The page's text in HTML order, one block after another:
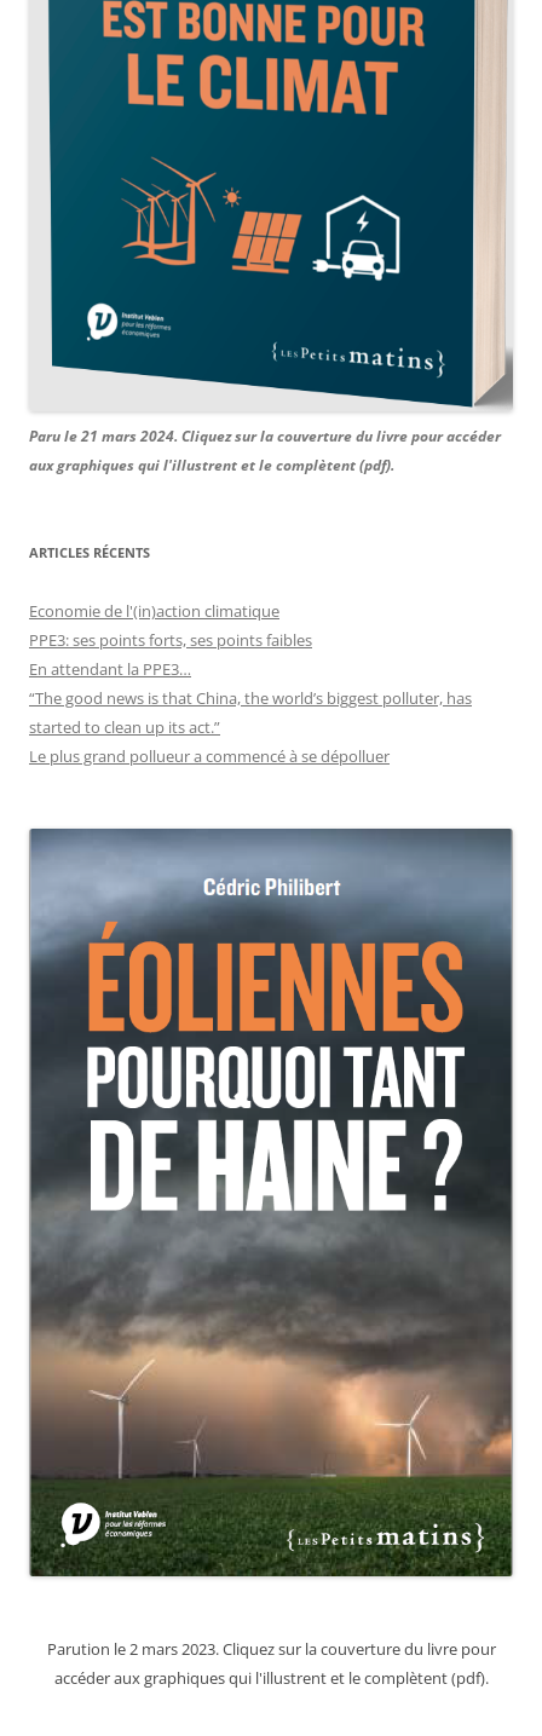
Paru le 21 mars 2024. Cliquez sur la couverture du livre pour accéder
aux graphiques qui l'illustrent et le complètent (pdf).
ARTICLES RÉCENTS
Economie de l'(in)action climatique
PPE3: ses points forts, ses points faibles
En attendant la PPE3…
“The good news is that China, the world’s biggest polluter, has
started to clean up its act.”
Le plus grand pollueur a commencé à se dépolluer
Parution le 2 mars 2023. Cliquez sur la couverture du livre pour
accéder aux graphiques qui l'illustrent et le complètent (pdf).